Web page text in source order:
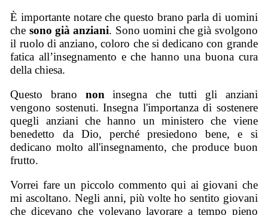
È importante notare che questo brano parla di uomini
che sono già anziani. Sono uomini che già svolgono
il ruolo di anziano, coloro che si dedicano con grande
fatica all’insegnamento e che hanno una buona cura
della chiesa.
Questo brano non insegna che tutti gli anziani
vengono sostenuti. Insegna l'importanza di sostenere
quegli anziani che hanno un ministero che viene
benedetto da Dio, perché presiedono bene, e si
dedicano molto all'insegnamento, che produce buon
frutto.
Vorrei fare un piccolo commento qui ai giovani che
mi ascoltano. Negli anni, più volte ho sentito giovani
che dicevano che volevano lavorare a tempo pieno